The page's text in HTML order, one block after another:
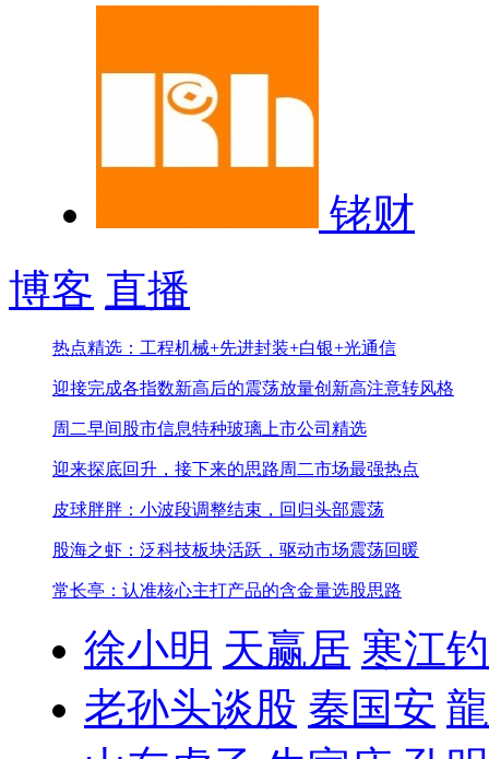
铑财
博客 直播
热点精选：工程机械+先进封装+白银+光通信
迎接完成各指数新高后的震荡放量创新高注意转风格
周二早间股市信息特种玻璃上市公司精选
迎来探底回升，接下来的思路周二市场最强热点
皮球胖胖：小波段调整结束，回归头部震荡
股海之虾：泛科技板块活跃，驱动市场震荡回暖
常长亭：认准核心主打产品的含金量选股思路
徐小明 天赢居 寒江
老孙头谈股 秦国安